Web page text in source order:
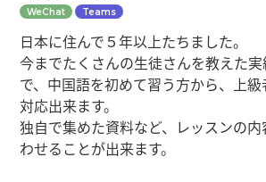
WeChat Teams
日本に住んで５年以上たちました。
今までたくさんの生徒さんを教えた
で、中国語を初めて習う方から、上級
対応出来ます。
独自で集めた資料など、レッスンの
わせることが出来ます。